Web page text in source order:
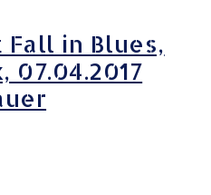
in Blues,
07.04.2017